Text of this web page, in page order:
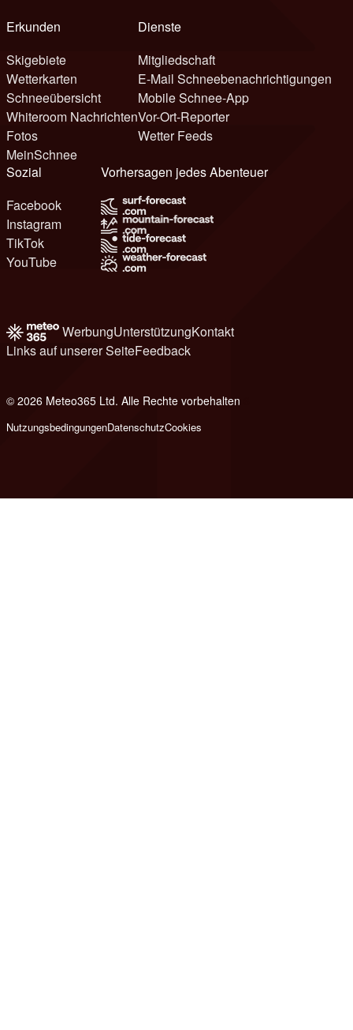
Erkunden
Skigebiete
Wetterkarten
Schneeübersicht
Whiteroom Nachrichten
Fotos
MeinSchnee
Dienste
Mitgliedschaft
E-Mail Schneebenachrichtigungen
Mobile Schnee-App
Vor-Ort-Reporter
Wetter Feeds
Sozial
Facebook
Instagram
TikTok
YouTube
Vorhersagen jedes Abenteuer
WerbungUnterstützungKontakt
Links auf unserer SeiteFeedback
© 2026 Meteo365 Ltd. Alle Rechte vorbehalten
NutzungsbedingungenDatenschutzCookies